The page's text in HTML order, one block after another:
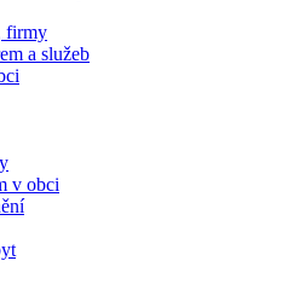
firmy
a služeb
v obci